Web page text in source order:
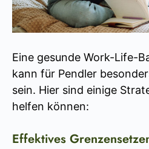
Eine gesunde Work-Life-
kann für Pendler
sein. Hier sind einige
helfen können:
Effektives